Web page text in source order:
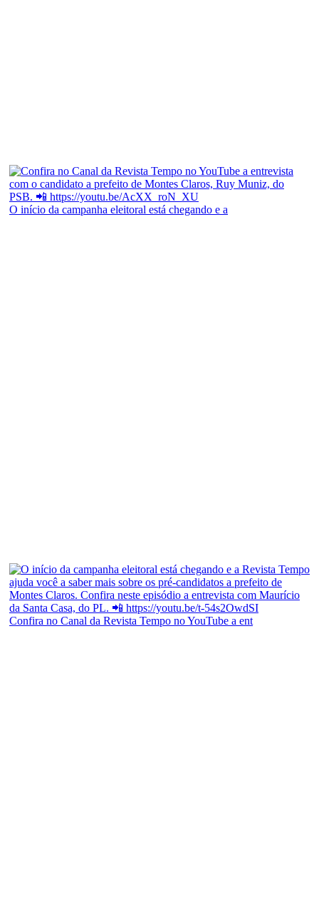
O início da campanha eleitoral está chegando e a
Confira no Canal da Revista Tempo no YouTube a ent